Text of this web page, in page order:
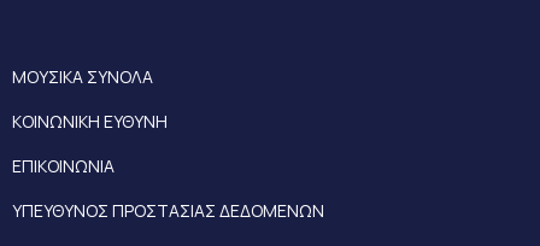
ΜΟΥΣΙΚΑ ΣΥΝΟΛΑ
ΚΟΙΝΩΝΙΚΗ ΕΥΘΥΝΗ
ΕΠΙΚΟΙΝΩΝΙΑ
ΥΠΕΥΘΥΝΟΣ ΠΡΟΣΤΑΣΙΑΣ ΔΕΔΟΜΕΝΩΝ